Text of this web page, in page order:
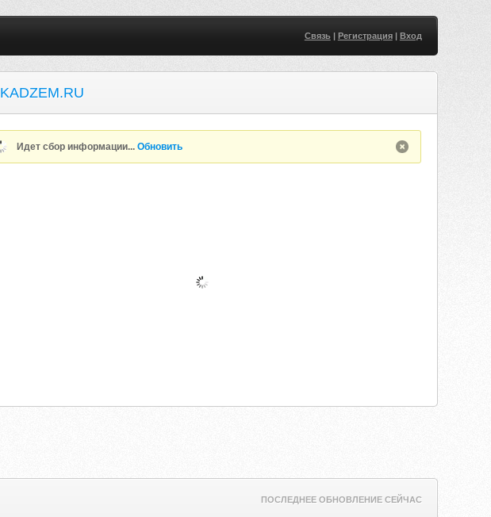
Связь| Регистрация| Вход
KADZEM.RU
Идет сбор информации...Обновить
ПОСЛЕДНЕЕ ОБНОВЛЕНИЕ СЕЙЧАС